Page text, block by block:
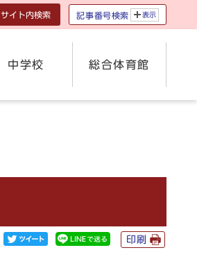
サイト内検索 記事番号検索 表示
中学校 総合体育館
印刷